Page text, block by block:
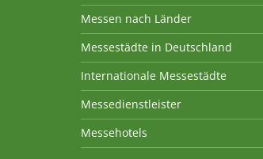
Messen nach Länder
Messestädte in Deutschland
Internationale Messestädte
Messedienstleister
Messehotels